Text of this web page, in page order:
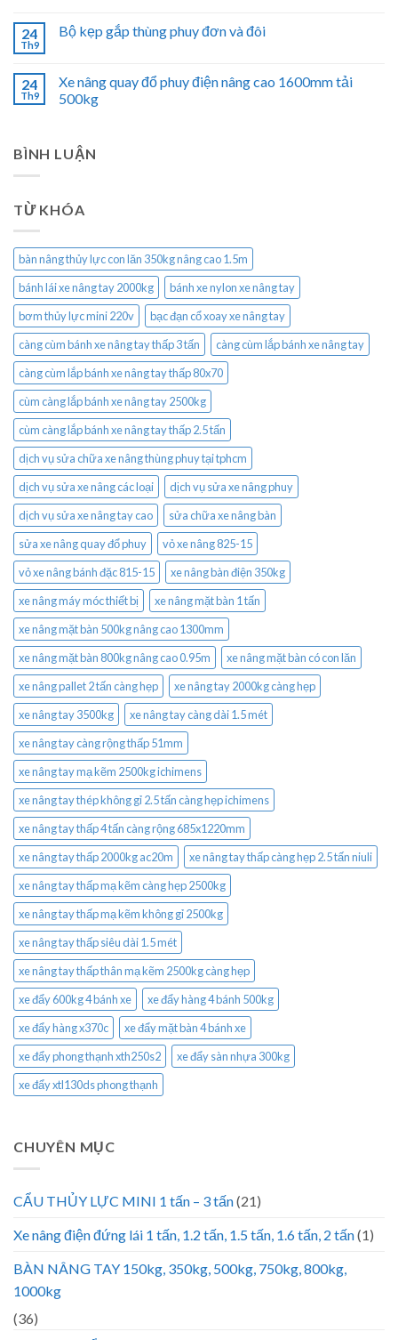
24
Th9
Bộ kẹp gắp thùng phuy đơn và đôi
24
Th9
Xe nâng quay đổ phuy điện nâng cao 1600mm tải
500kg
BÌNH LUẬN
TỪ KHÓA
bàn nâng thủy lực con lăn 350kg nâng cao 1.5m
bánh lái xe nâng tay 2000kg
bánh xe nylon xe nâng tay
bơm thủy lực mini 220v
bạc đạn cổ xoay xe nâng tay
càng cùm bánh xe nâng tay thấp 3 tấn
càng cùm lắp bánh xe nâng tay
càng cùm lắp bánh xe nâng tay thấp 80x70
cùm càng lắp bánh xe nâng tay 2500kg
cùm càng lắp bánh xe nâng tay thấp 2.5 tấn
dịch vụ sửa chữa xe nâng thùng phuy tại tphcm
dịch vụ sửa xe nâng các loại
dịch vụ sửa xe nâng phuy
dịch vụ sửa xe nâng tay cao
sửa chữa xe nâng bàn
sửa xe nâng quay đổ phuy
vỏ xe nâng 825-15
vỏ xe nâng bánh đặc 815-15
xe nâng bàn điện 350kg
xe nâng máy móc thiết bị
xe nâng mặt bàn 1 tấn
xe nâng mặt bàn 500kg nâng cao 1300mm
xe nâng mặt bàn 800kg nâng cao 0.95m
xe nâng mặt bàn có con lăn
xe nâng pallet 2 tấn càng hẹp
xe nâng tay 2000kg càng hẹp
xe nâng tay 3500kg
xe nâng tay càng dài 1.5 mét
xe nâng tay càng rộng thấp 51mm
xe nâng tay mạ kẽm 2500kg ichimens
xe nâng tay thép không gỉ 2.5 tấn càng hẹp ichimens
xe nâng tay thấp 4 tấn càng rộng 685x1220mm
xe nâng tay thấp 2000kg ac20m
xe nâng tay thấp càng hẹp 2.5 tấn niuli
xe nâng tay thấp mạ kẽm càng hẹp 2500kg
xe nâng tay thấp mạ kẽm không gỉ 2500kg
xe nâng tay thấp siêu dài 1.5 mét
xe nâng tay thấp thân mạ kẽm 2500kg càng hẹp
xe đẩy 600kg 4 bánh xe
xe đẩy hàng 4 bánh 500kg
xe đẩy hàng x370c
xe đẩy mặt bàn 4 bánh xe
xe đẩy phong thạnh xth250s2
xe đẩy sàn nhựa 300kg
xe đẩy xtl130ds phong thạnh
CHUYÊN MỤC
CẨU THỦY LỰC MINI 1 tấn – 3 tấn(21)
Xe nâng điện đứng lái 1 tấn, 1.2 tấn, 1.5 tấn, 1.6 tấn, 2 tấn(1)
BÀN NÂNG TAY 150kg, 350kg, 500kg, 750kg, 800kg,
1000kg
(36)